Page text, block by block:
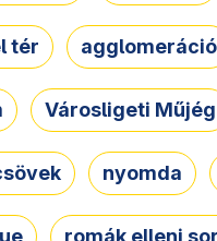
tér agglomeráció
Városligeti Műjég
nyomda
romák elleni